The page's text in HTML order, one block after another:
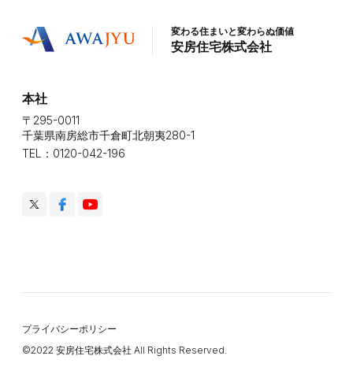
変わる住まいと変わらぬ価値
安房住宅株式会社
本社
〒295-0011
千葉県南房総市千倉町北朝夷280-1
TEL：0120-042-196
プライバシーポリシー
©️2022 安房住宅株式会社 All Rights Reserved.